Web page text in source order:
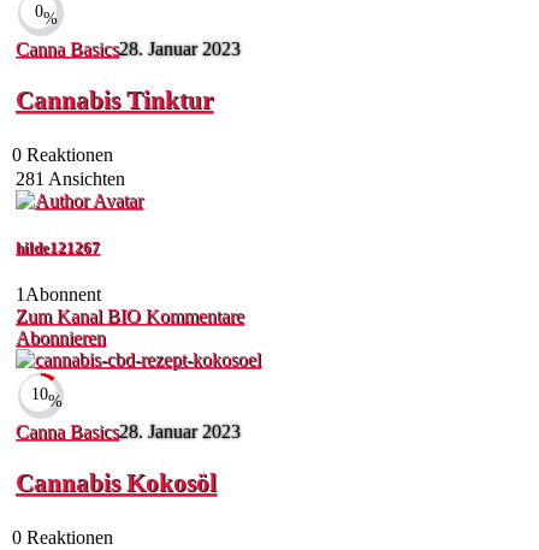
0%
Canna Basics28. Januar 2023
Cannabis Tinktur
0 Reaktionen
281 Ansichten
hilde121267
1 Abonnent
Zum Kanal BIO Kommentare
Abonnieren
10%
Canna Basics28. Januar 2023
Cannabis Kokosöl
0 Reaktionen